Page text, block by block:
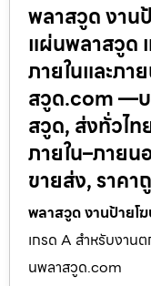
พลาสวูด งาน
แผ่นพลาสวูด
ภายในและภา
สวูด.com —บ
สวูด, ส่งทั่วไ
ภายใน–ภาย
ขายส่ง, ราค
พลาสวูด งานป้ายโ
เกรด A สำหรับงาน
นพลาสวูด.com